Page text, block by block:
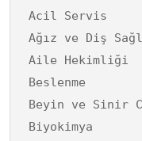
Acil Servis
Ağız ve Diş
Aile Hekimliği
Beslenme
Beyin ve Sinir
Biyokimya